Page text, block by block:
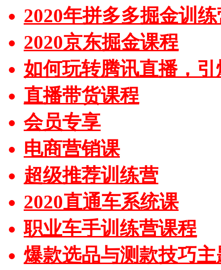
2020年拼多多掘金训
2020京东掘金课程
如何玩转腾讯直播，
直播带货课程
会员专享
电商营销课
超级推荐训练营
2020直通车系统课
职业车手训练营课程
爆款选品与测款技巧主